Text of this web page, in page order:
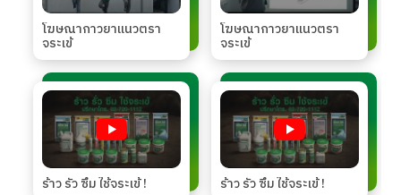
โฆษณากาวยาแนวตรา
จระเข้
โฆษณากาวยาแนวตรา
จระเข้
ร้าว รั่ว ซึม ใช้จระเข้ ! ร้าว รั่ว ซึม ใช้จระเข้ !